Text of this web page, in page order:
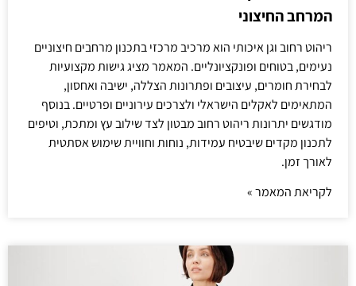
המרחב החיצוני
ריהוט רחוב וגן איכותי הוא מרכיב מרכזי בתכנון מרחבים חיצוניים
נעימים, בטוחים ופונקציונליים. המאמר מציג גישות מקצועיות
לבחירת חומרים, עיצובים ופתרונות הצללה, ישיבה ואחסון,
המתאימים לאקלים הישראלי ולצרכים עירוניים ופרטיים. בנוסף
מודגשים יתרונות ריהוט רחוב מבטון לצד שילוב עץ ומתכת, וטיפים
לתכנון מקדים שיבטיח עמידות, נוחות וחוויית שימוש אסתטית
לאורך זמן.
לקריאת המאמר »